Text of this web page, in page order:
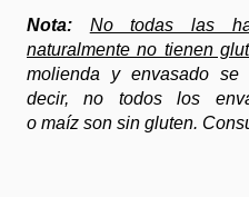
Nota: No todas las
naturalmente no tienen
molienda y envasado se
decir, no todos los
o maíz son sin gluten.